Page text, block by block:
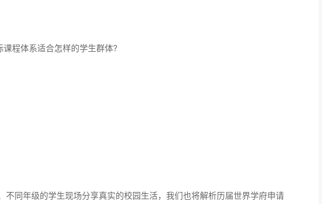
程体系适合怎样的学生群体?
不同年级的学生现场分享真实的校园生活，我们也将解析历届世界学府申请